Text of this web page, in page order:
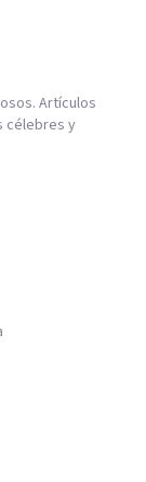
Artículos
célebres y